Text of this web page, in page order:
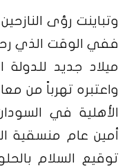
وتباينت رؤى
ففي الوقت الذي
ميلاد جديد للدولة
واعتبره تهرباً من
الأهلية في
أمين عام منسقية
توقيع السلام